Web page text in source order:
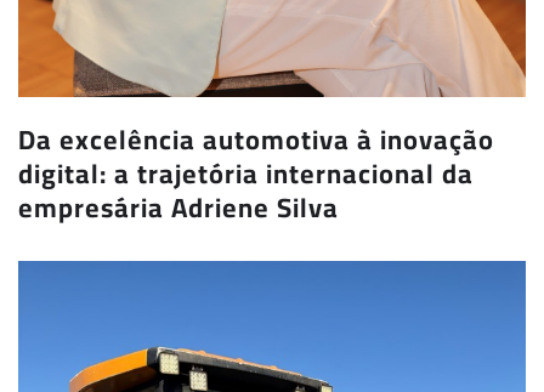
Da excelência automotiva à inovação
digital: a trajetória internacional da
empresária Adriene Silva